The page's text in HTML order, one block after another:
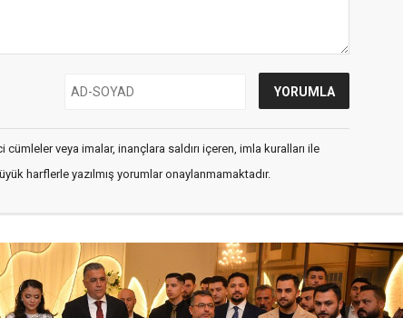
veya imalar, inançlara saldırı içeren, imla kuralları ile
harflerle yazılmış yorumlar onaylanmamaktadır.